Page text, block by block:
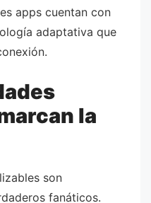
apps cuentan con
adaptativa que
la
son
fanáticos.